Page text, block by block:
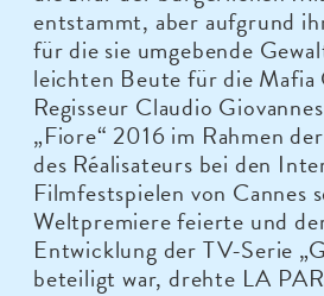
entstammt, aber aufgrund
für die sie umgebende
leichten Beute für die Mafia
Regisseur Claudio
„Fiore“ 2016 im Rahmen
des Réalisateurs bei den
Filmfestspielen von Cannes
Weltpremiere feierte und
Entwicklung der TV-Serie
beteiligt war, drehte LA